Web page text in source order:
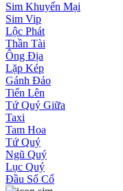
Sim Khuyến Mại
Sim Vip
Lộc Phát
Thần Tài
Ông Địa
Lặp Kép
Gánh Đảo
Tiến Lên
Tứ Quý Giữa
Taxi
Tam Hoa
Tứ Quý
Ngũ Quý
Lục Quý
Đầu Số Cổ